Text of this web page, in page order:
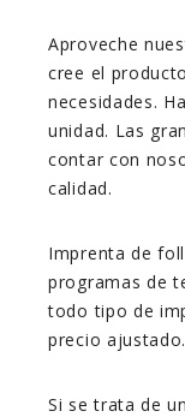
Aproveche
cree el
necesidades.
unidad. Las
contar con
calidad.
Imprenta de
programas de
todo tipo de
precio ajustado.
Si se trata de